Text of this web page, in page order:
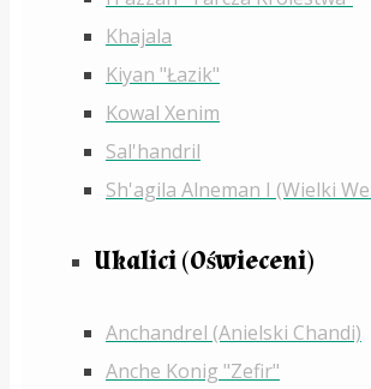
Khajala
Kiyan "Łazik"
Kowal Xenim
Sal'handril
Sh'agila Alneman I (Wielki
Ukalici (Oświeceni)
Anchandrel (Anielski Chandi)
Anche Konig "Zefir"